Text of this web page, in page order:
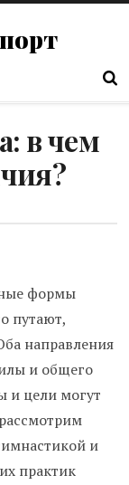
в чем
формы
путают,
направления
и общего
и цели могут
и
практик